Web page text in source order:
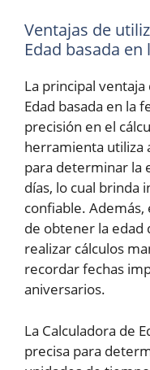
Ventajas de
Edad basada
La principal
Edad basada en la
precisión en el
herramienta utiliza
para determinar la
días, lo cual brinda
confiable. Además,
de obtener la edad
realizar cálculos
recordar fechas
aniversarios.
La Calculadora de
precisa para